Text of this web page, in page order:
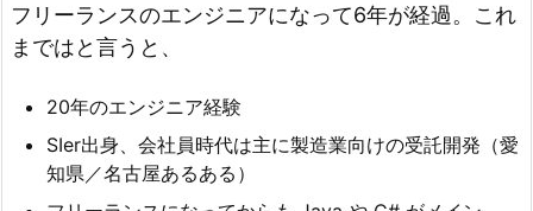
フリーランスのエンジニアになって6年が経過。これ
まではと言うと、
20年のエンジニア経験
SIer出身、会社員時代は主に製造業向けの受託開発（愛
知県／名古屋あるある）